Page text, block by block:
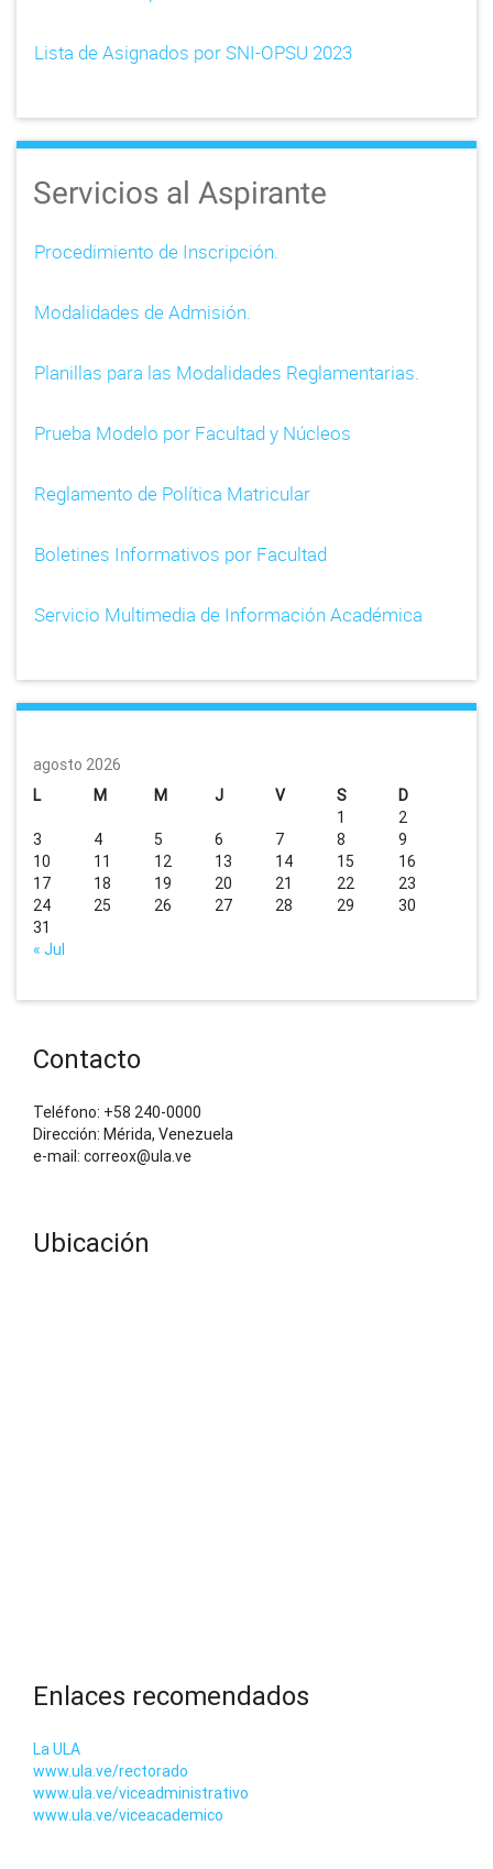
Lista de Asignados por SNI-OPSU 2023
Servicios al Aspirante
Procedimiento de Inscripción.
Modalidades de Admisión.
Planillas para las Modalidades Reglamentarias.
Prueba Modelo por Facultad y Núcleos
Reglamento de Política Matricular
Boletines Informativos por Facultad
Servicio Multimedia de Información Académica
agosto 2026
L
M M J V S D
« Jul
1
2
3
4 5 6 7 8
9
10
11 12 13 14 15
16
17
18 19 20 21 22
23
24
25 26 27 28 29
30
31
Contacto
Teléfono: +58 240-0000
Dirección: Mérida, Venezuela
e-mail: correox@ula.ve
Ubicación
Enlaces recomendados
La ULA
www.ula.ve/rectorado
www.ula.ve/viceadministrativo
www.ula.ve/viceacademico